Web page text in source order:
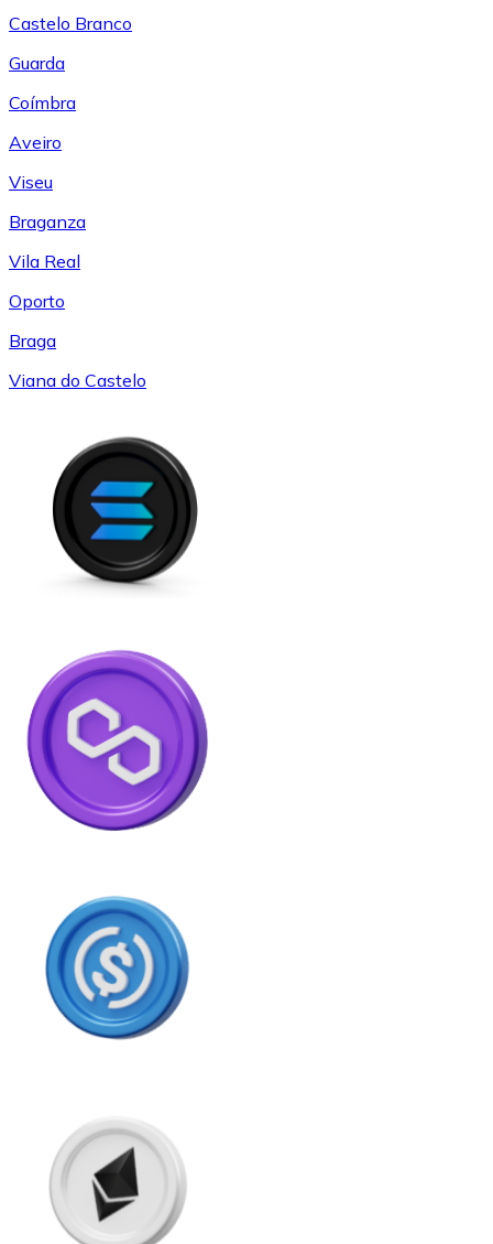
Castelo Branco
Guarda
Coímbra
Aveiro
Viseu
Braganza
Vila Real
Oporto
Braga
Viana do Castelo